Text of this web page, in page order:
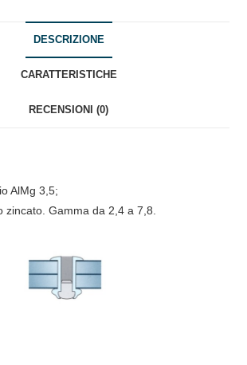
DESCRIZIONE
CARATTERISTICHE
RECENSIONI (0)
AlMg 3,5;
zincato. Gamma da 2,4 a 7,8.